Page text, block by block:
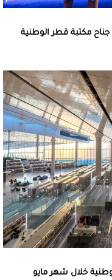
مكتبة قطر الوطنية
خلال شهر مايو